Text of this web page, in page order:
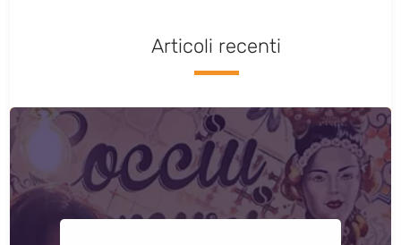
Articoli recenti